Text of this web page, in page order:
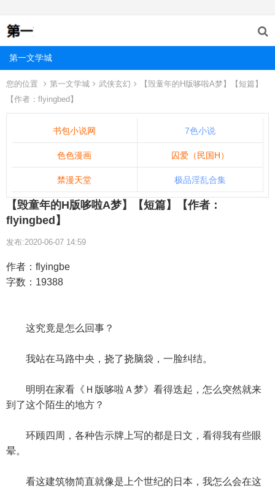
第一文学城
您的位置 第一文学城 武侠玄幻
【毁童年的H版哆啦A梦】【短篇】
【作者：flyingbed】
书包小说网 7色小说
色色漫画 囚爱（民国H）
禁漫天堂 极品淫乱合集
【毁童年的H版哆啦A梦】【短篇】【作者：
flyingbed】
发布:2020-06-07 14:59
作者：flyingbe
字数：19388
这究竟是怎么回事？
我站在马路中央，挠了挠脑袋，一脸纠结。
明明在家看《Ｈ版哆啦Ａ梦》看得迭起，怎么突然就来
到了这个陌生的地方？
环顾四周，各种告示牌上写的都是日文，看得我有些眼
晕。
看这建筑物简直就像是上个世纪的日本，我怎么会在这